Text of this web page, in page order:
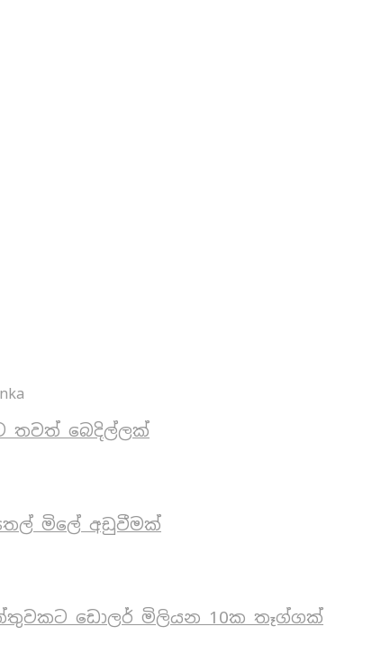
තවත් බෙදිල්ලක්
මිලේ අඩුවීමක්
ඩොලර් මිලියන 10ක තෑග්ගක්